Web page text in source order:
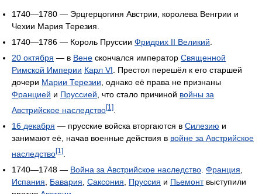
1740—1780 — Эрцгерцогиня Австрии, королева Венгрии и
Чехии Мария Терезия.
1740—1786 — Король Пруссии Фридрих II Великий.
20 октября — в Вене скончался император Священной
Римской Империи Карл VI. Престол перешёл к его старшей
дочери Марии Терезии, однако её права не признаны
Францией и Пруссией, что стало причиной войны за
Австрийское наследство[1]
16 декабря — прусские войска вторгаются в Силезию и
занимают её, начав военные действия в войне за Австрийское
наследство[1]
1740—1748 — Война за Австрийское наследство Франция
Испания
Бавария Саксония Пруссия и Пьемонтвыступили